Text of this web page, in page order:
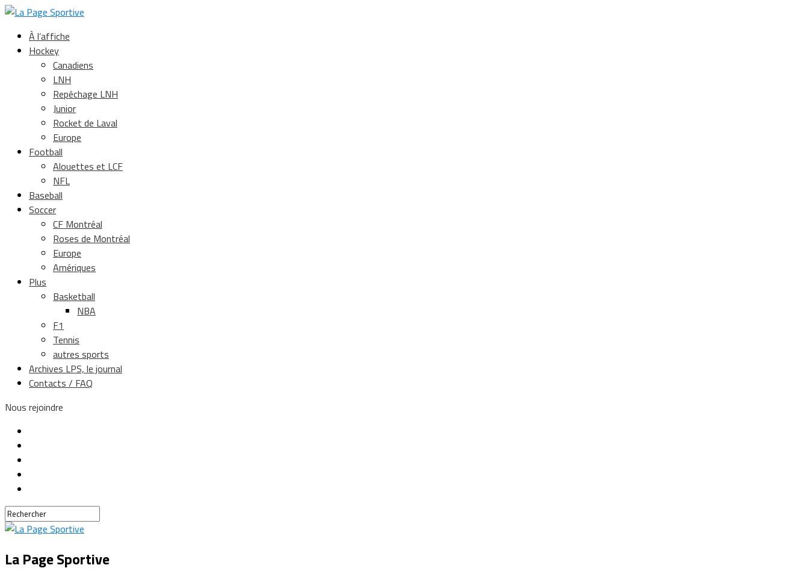
À l’affiche
Hockey
Canadiens
LNH
Repêchage LNH
Junior
Rocket de Laval
Europe
Football
Alouettes et LCF
NFL
Baseball
Soccer
CF Montréal
Roses de Montréal
Europe
Amériques
Plus
Basketball
NBA
F1
Tennis
autres sports
Archives LPS, le journal
Contacts / FAQ
Nous rejoindre
La Page Sportive